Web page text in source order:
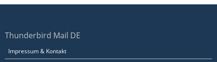
Thunderbird Mail DE
Impressum & Kontakt